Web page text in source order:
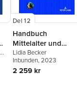
Del 12
Handbuch
Mittelalter und
Renaissance in der
Romania
Lidia Becker
Inbunden, 2023
2 259 kr